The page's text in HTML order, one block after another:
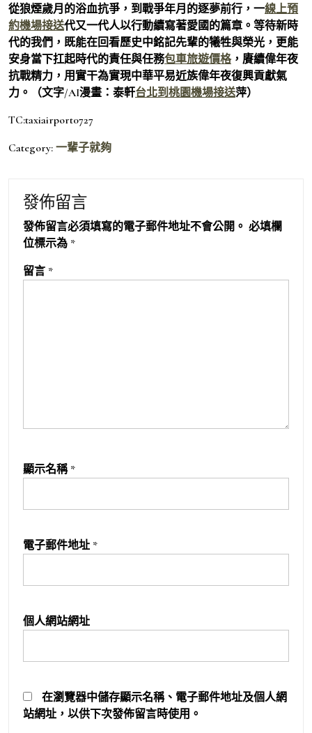
從狼煙歲月的浴血抗爭，到戰爭年月的逐夢前行，一線上預
約機場接送代又一代人以行動續寫著愛國的篇章。等待新時
代的我們，既能在回看歷史中銘記先輩的犧牲與榮光，更能
安身當下扛起時代的責任與任務包車旅遊價格，賡續偉年夜
抗戰精力，用實干為實現中華平易近族偉年夜復興貢獻氣
力。（文字/AI漫畫：泰軒台北到桃園機場接送萍）
TC:taxiairport0727
Category: 一輩子就夠
發佈留言
發佈留言必須填寫的電子郵件地址不會公開。 必填欄
位標示為 *
留言 *
顯示名稱 *
電子郵件地址 *
個人網站網址
在瀏覽器中儲存顯示名稱、電子郵件地址及個人網
站網址，以供下次發佈留言時使用。